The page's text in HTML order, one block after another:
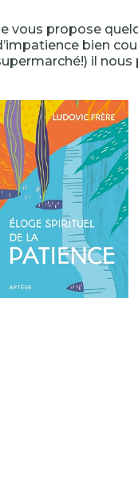
vous propose
bien
il